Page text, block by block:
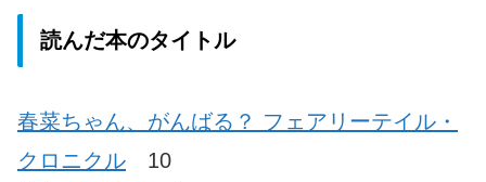
読んだ本のタイトル
春菜ちゃん、がんばる？ フェアリーテイル・
クロニクル 10